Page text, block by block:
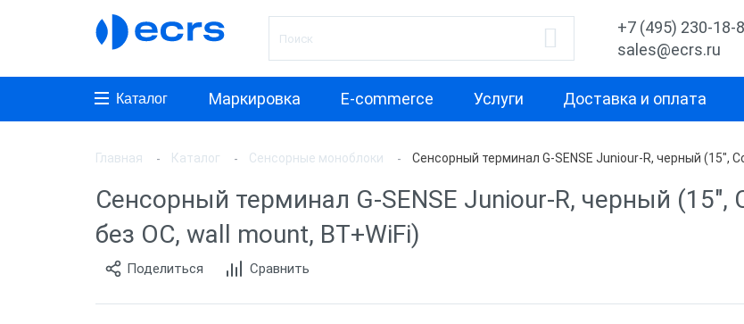
+7 (495) 230-18-
sales@ecrs.ru
Каталог Маркировка E-commerce Услуги Доставка и оплата
Производитель
АТОЛ
Posiflex
Назначение
Для кафе С
Главная Каталог Сенсорные моноблоки Сенсорный терминал G-SENSE Juniour-R, черный (15",
Сенсорный терминал G-SENSE Juniour-R, черный (15",
без ОС, wall mount, BT+WiFi)
Поделиться Сравнить